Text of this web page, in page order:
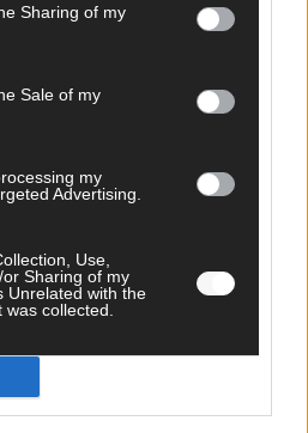
Sharing of my
Sale of my
my
Advertising.
Use,
Sharing of my
Unrelated with the
collected.
Geschichte der ESC-Wertung